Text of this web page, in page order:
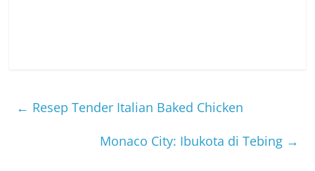
← Resep Tender Italian Baked Chicken
Monaco City: Ibukota di Tebing →